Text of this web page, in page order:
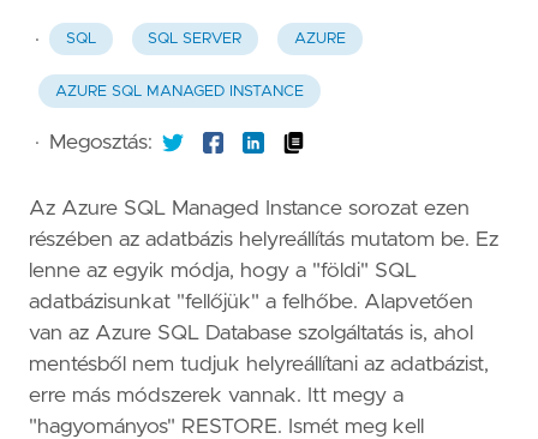
· SQL SQL SERVER AZURE
AZURE SQL MANAGED INSTANCE
· Megosztás:
Az Azure SQL Managed Instance sorozat ezen
részében az adatbázis helyreállítás mutatom be. Ez
lenne az egyik módja, hogy a "földi" SQL
adatbázisunkat "fellőjük" a felhőbe. Alapvetően
van az Azure SQL Database szolgáltatás is, ahol
mentésből nem tudjuk helyreállítani az adatbázist,
erre más módszerek vannak. Itt megy a
"hagyományos" RESTORE. Ismét meg kell